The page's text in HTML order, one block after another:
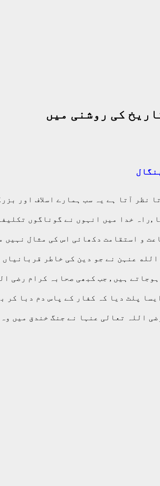
کی روشنی میں
نظر آتا ہے یہ سب ہمارے اسلاف اور
خدا میں انہوں نے گوناگوں
و استقامت دکھائی اس کی مثال
عنہن نے جو دین کی خاطر
ہیں , جب کبھی صحابہ کرام رضی
پلٹ دیا کہ کفار کے پاس دم دبا کر
اللہ تعالی عنہا نے جنگ خندق میں